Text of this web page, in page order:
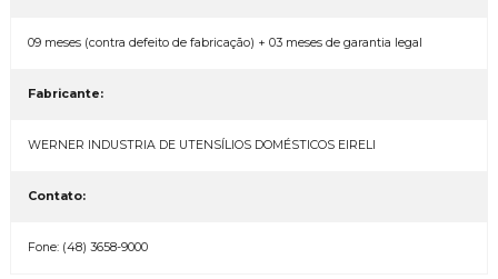
09 meses (contra defeito de fabricação) + 03 meses de garantia legal
Fabricante:
WERNER INDUSTRIA DE UTENSÍLIOS DOMÉSTICOS EIRELI
Contato:
Fone: (48) 3658-9000